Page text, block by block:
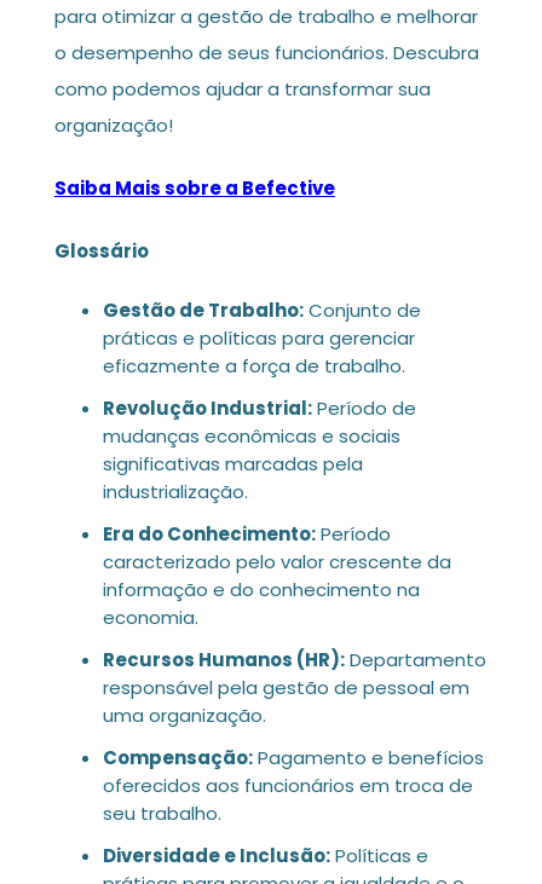
para otimizar a gestão de trabalho e melhorar
o desempenho de seus funcionários. Descubra
como podemos ajudar a transformar sua
organização!
Saiba Mais sobre a Befective
Glossário
Gestão de Trabalho:Conjunto de
práticas e políticas para gerenciar
eficazmente a força de trabalho.
Revolução Industrial:Período de
mudanças econômicas e sociais
significativas marcadas pela
industrialização.
Era do Conhecimento:Período
caracterizado pelo valor crescente da
informação e do conhecimento na
economia.
Recursos Humanos (HR):Departamento
responsável pela gestão de pessoal em
uma organização.
Compensação:Pagamento e benefícios
oferecidos aos funcionários em troca de
seu trabalho.
Diversidade e Inclusão:Políticas e